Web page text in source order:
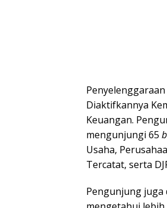
Diaktifkannya
Keuangan.
mengunjungi 65
Usaha,
Tercatat, serta
Pengunjung juga